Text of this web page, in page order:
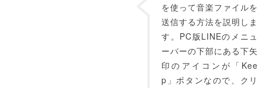
を使って音楽ファイルを
送信する方法を説明しま
す。PC版LINEのメニュ
ーバーの下部にある下矢
印のアイコンが「Kee
p」ボタンなので、クリ